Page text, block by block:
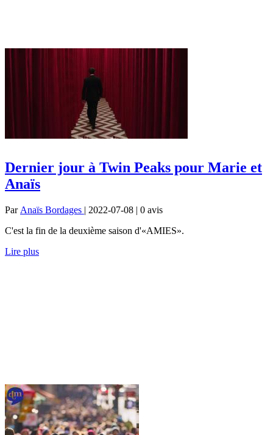
Dernier jour à Twin Peaks pour Marie et
Anaïs
Par Anaïs Bordages | 2022-07-08 | 0 avis
C'est la fin de la deuxième saison d'«AMIES».
Lire plus